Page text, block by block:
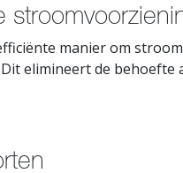
manier om
elimineert de